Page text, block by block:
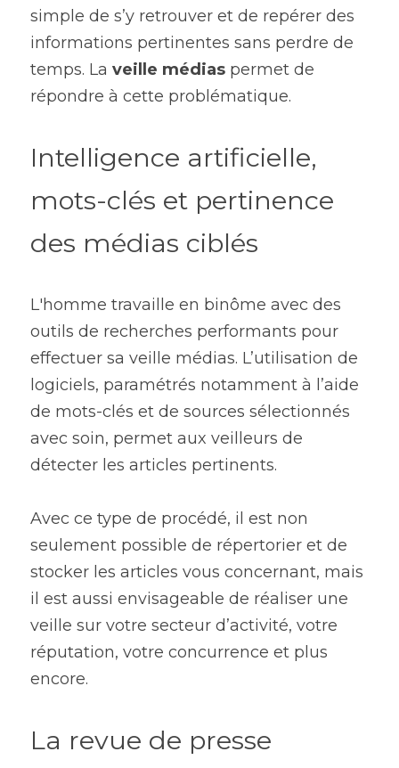
simple de s’y retrouver et de repérer des
informations pertinentes sans perdre de
temps. La veille médias permet de
répondre à cette problématique.
Intelligence artificielle,
mots-clés et pertinence
des médias ciblés
L'homme travaille en binôme avec des
outils de recherches performants pour
effectuer sa veille médias. L’utilisation de
logiciels, paramétrés notamment à l’aide
de mots-clés et de sources sélectionnés
avec soin, permet aux veilleurs de
détecter les articles pertinents.
Avec ce type de procédé, il est non
seulement possible de répertorier et de
stocker les articles vous concernant, mais
il est aussi envisageable de réaliser une
veille sur votre secteur d’activité, votre
réputation, votre concurrence et plus
encore.
La revue de presse